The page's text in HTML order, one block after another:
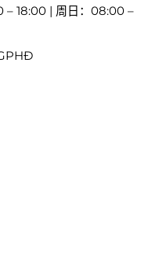
– 18:00 | 周日：08:00 –